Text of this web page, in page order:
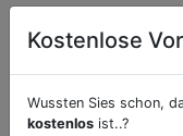
Kostenlose
Wussten Sies schon,
kostenlos ist..?